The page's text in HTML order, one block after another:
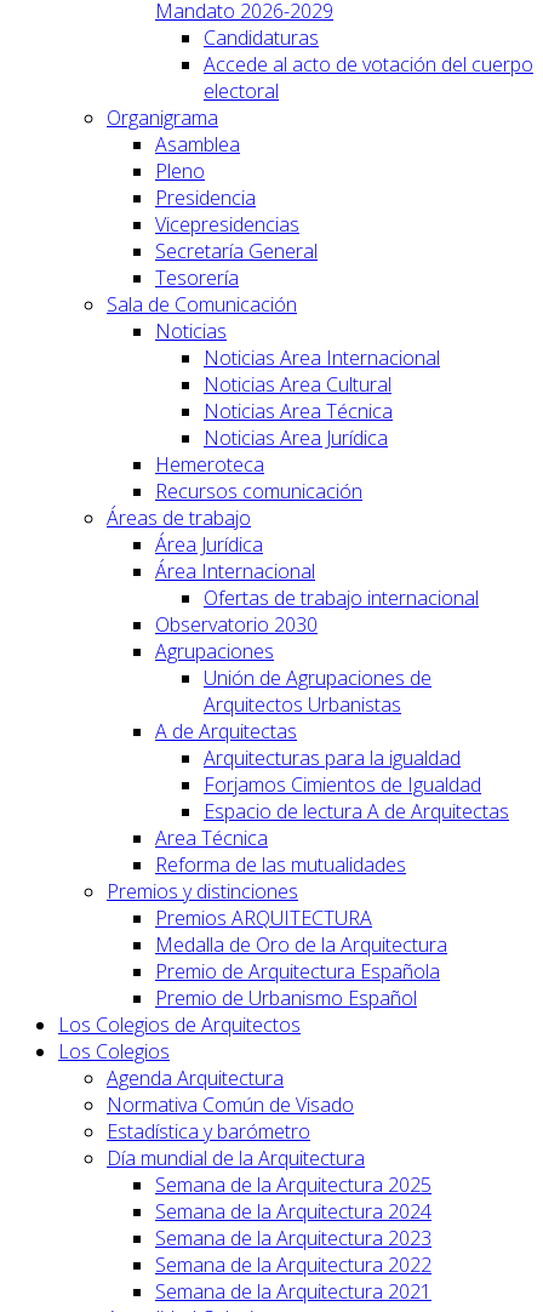
Mandato 2026-2029
Candidaturas
Accede al acto de votación del cuerpo
electoral
Organigrama
Asamblea
Pleno
Presidencia
Vicepresidencias
Secretaría General
Tesorería
Sala de Comunicación
Noticias
Noticias Area Internacional
Noticias Area Cultural
Noticias Area Técnica
Noticias Area Jurídica
Hemeroteca
Recursos comunicación
Áreas de trabajo
Área Jurídica
Área Internacional
Ofertas de trabajo internacional
Observatorio 2030
Agrupaciones
Unión de Agrupaciones de
Arquitectos Urbanistas
A de Arquitectas
Arquitecturas para la igualdad
Forjamos Cimientos de Igualdad
Espacio de lectura A de Arquitectas
Area Técnica
Reforma de las mutualidades
Premios y distinciones
Premios ARQUITECTURA
Medalla de Oro de la Arquitectura
Premio de Arquitectura Española
Premio de Urbanismo Español
Los Colegios de Arquitectos
Los Colegios
Agenda Arquitectura
Normativa Común de Visado
Estadística y barómetro
Día mundial de la Arquitectura
Semana de la Arquitectura 2025
Semana de la Arquitectura 2024
Semana de la Arquitectura 2023
Semana de la Arquitectura 2022
Semana de la Arquitectura 2021